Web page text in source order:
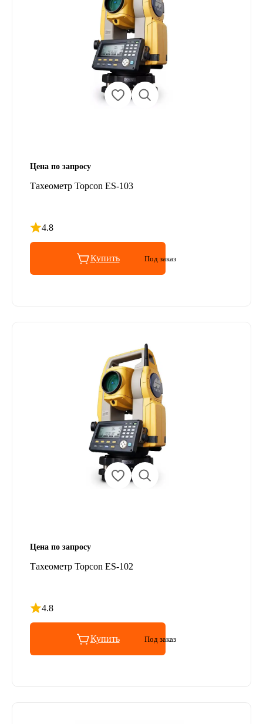
Цена по запросу
Тахеометр Topcon ES-103
4.8
Рейтинг 4.8 из 5
Купить Под заказ
Цена по запросу
Тахеометр Topcon ES-102
4.8
Рейтинг 4.8 из 5
Купить Под заказ